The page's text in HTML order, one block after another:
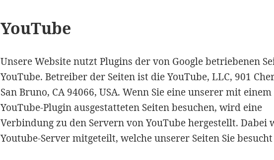
YouTube
Unsere Website nutzt Plugins der von Google betriebenen
YouTube. Betreiber der Seiten ist die YouTube, LLC, 901
San Bruno, CA 94066, USA. Wenn Sie eine unserer mit einem
YouTube-Plugin ausgestatteten Seiten besuchen, wird eine
Verbindung zu den Servern von YouTube hergestellt. Dabei
Youtube-Server mitgeteilt, welche unserer Seiten Sie